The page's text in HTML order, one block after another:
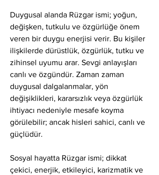
Duygusal alanda Rüzgar ismi; yoğun,
değişken, tutkulu ve özgürlüğe önem
veren bir duygu enerjisi verir. Bu kişiler
ilişkilerde dürüstlük, özgürlük, tutku ve
zihinsel uyumu arar. Sevgi anlayışları
canlı ve özgündür. Zaman zaman
duygusal dalgalanmalar, yön
değişiklikleri, kararsızlık veya özgürlük
ihtiyacı nedeniyle mesafe koyma
görülebilir; ancak hisleri sahici, canlı ve
güçlüdür.
Sosyal hayatta Rüzgar ismi; dikkat
çekici, enerjik, etkileyici, karizmatik ve